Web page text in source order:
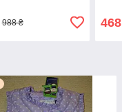
988 ₴ 468